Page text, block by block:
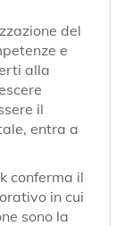
del
e
alla
il
entra a
conferma il
in cui
sono la